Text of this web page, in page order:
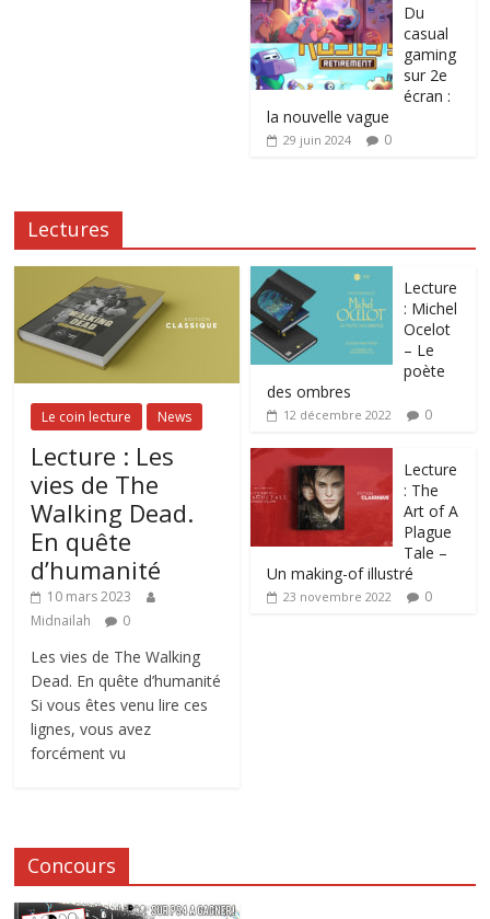
Du
casual
gaming
sur 2e
écran :
la nouvelle vague
29 juin 2024 0
Lectures
Le coin lecture News
Lecture : Les
vies de The
Walking Dead.
En quête
d’humanité
10 mars 2023
Midnailah
0
Les vies de The Walking
Dead. En quête d’humanité
Si vous êtes venu lire ces
lignes, vous avez
forcément vu
Lecture
: Michel
Ocelot
– Le
poète
des ombres
12 décembre 2022 0
Lecture
: The
Art of A
Plague
Tale –
Un making-of illustré
23 novembre 2022 0
Concours